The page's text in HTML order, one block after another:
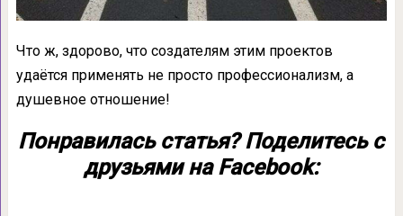
Что ж, здорово, что создателям этим проектов
удаётся применять не просто профессионализм, а
душевное отношение!
Понравилась статья? Поделитесь с
друзьями на Facebook: